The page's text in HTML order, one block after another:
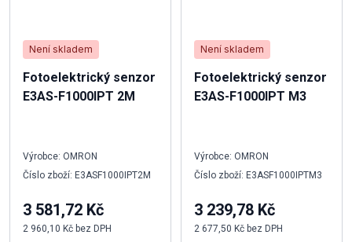
Není skladem
Fotoelektrický senzor
E3AS-F1000IPT 2M
Výrobce: OMRON
Číslo zboží: E3ASF1000IPT2M
3 581,72 Kč
2 960,10 Kč bez DPH
Není skladem
Fotoelektrický senzor
E3AS-F1000IPT M3
Výrobce: OMRON
Číslo zboží: E3ASF1000IPTM3
3 239,78 Kč
2 677,50 Kč bez DPH